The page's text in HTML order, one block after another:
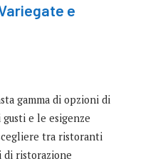
e
gamma di opzioni di
e le esigenze
tra ristoranti
ristorazione